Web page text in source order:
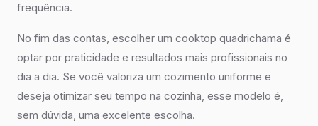
frequência.
No fim das contas, escolher um cooktop quadrichama é
optar por praticidade e resultados mais profissionais no
dia a dia. Se você valoriza um cozimento uniforme e
deseja otimizar seu tempo na cozinha, esse modelo é,
sem dúvida, uma excelente escolha.